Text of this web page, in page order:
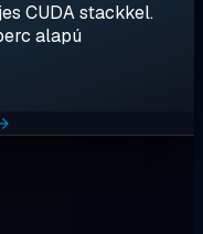
CUDA stackkel.
alapú